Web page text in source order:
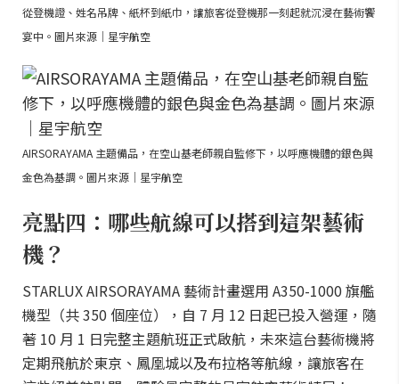
從登機證、姓名吊牌、紙杯到紙巾，讓旅客從登機那一刻起就沉浸在藝術饗
宴中。圖片來源｜星宇航空
AIRSORAYAMA 主題備品，在空山基老師親自監修下，以呼應機體的銀色與
金色為基調。圖片來源｜星宇航空
亮點四：哪些航線可以搭到這架藝術
機？
STARLUX AIRSORAYAMA 藝術計畫選用 A350-1000 旗艦
機型（共 350 個座位），自 7 月 12 日起已投入營運，隨
著 10 月 1 日完整主題航班正式啟航，未來這台藝術機將
定期飛航於東京、鳳凰城以及布拉格等航線，讓旅客在